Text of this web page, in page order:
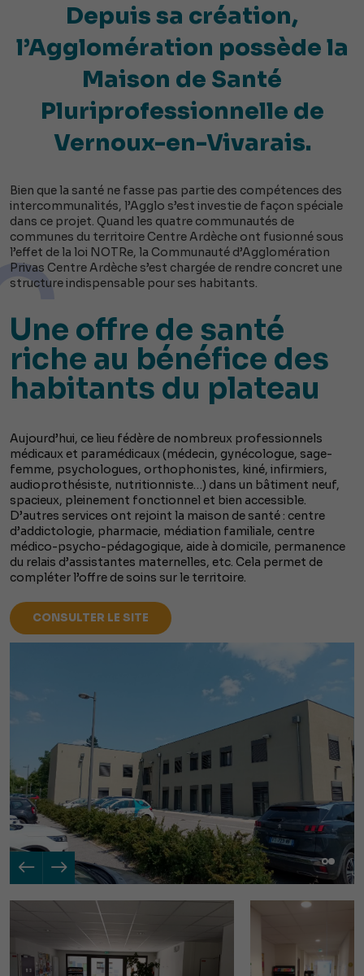
Depuis sa création,
l’Agglomération possède la
Maison de Santé
Pluriprofessionnelle de
Vernoux-en-Vivarais.
Bien que la santé ne fasse pas partie des compétences des
intercommunalités, l’Agglo s’est investie de façon spéciale
dans ce projet. Quand les quatre communautés de
communes du territoire Centre Ardèche ont fusionné sous
l’effet de la loi NOTRe, la Communauté d’Agglomération
Privas Centre Ardèche s’est chargée de rendre concret une
structure indispensable pour ses habitants.
Une offre de santé
riche au bénéfice des
habitants du plateau
Aujourd’hui, ce lieu fédère de nombreux professionnels
médicaux et paramédicaux (médecin, gynécologue, sage-
femme, psychologues, orthophonistes, kiné, infirmiers,
audioprothésiste, nutritionniste…) dans un bâtiment neuf,
spacieux, pleinement fonctionnel et bien accessible.
D’autres services ont rejoint la maison de santé : centre
d’addictologie, pharmacie, médiation familiale, centre
médico-psycho-pédagogique, aide à domicile, permanence
du relais d’assistantes maternelles, etc. Cela permet de
compléter l’offre de soins sur le territoire.
CONSULTER LE SITE